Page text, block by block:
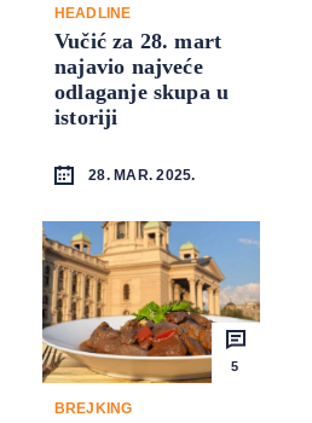
HEADLINE
Vučić za 28. mart
najavio najveće
odlaganje skupa u
istoriji
28. MAR. 2025.
5
BREJKING